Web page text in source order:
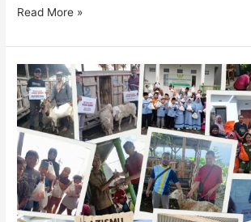
Read More »
Lazismu
Kabupaten
Malang
Sembelih
Ratusan
Hewan
Qurban,
Fokus
Distribusi